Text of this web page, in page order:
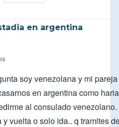
en argentina
soy venezolana y mi
en argentina como
al consulado
vuelta o solo ida.. q tramites